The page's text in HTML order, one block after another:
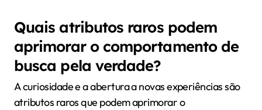
Quais atributos raros podem
aprimorar o comportamento de
busca pela verdade?
A curiosidade e a abertura a novas experiências são
atributos raros que podem aprimorar o